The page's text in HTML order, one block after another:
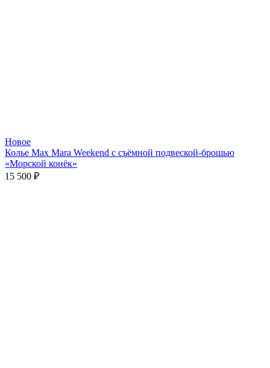
Новое
Колье Max Mara Weekend с съёмной подвеской-брошью
«Морской конёк»
15 500 ₽